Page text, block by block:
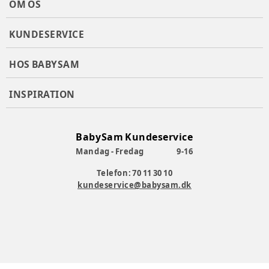
OM OS
KUNDESERVICE
HOS BABYSAM
INSPIRATION
BabySam Kundeservice
Mandag - Fredag
9-16
Telefon: 70 11 30 10
kundeservice@babysam.dk